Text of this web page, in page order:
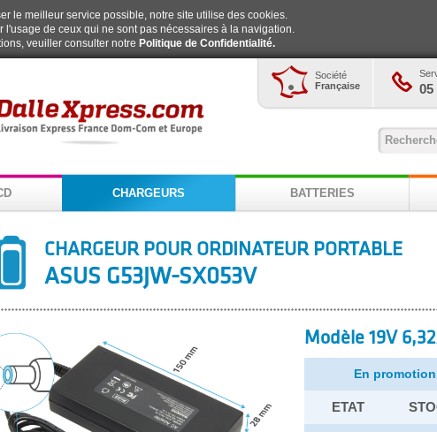
le meilleur service possible, notre site utilise des cookies.
l'usage de ceux qui ne sont pas nécessaires à la navigation.
veuiller consulter notre Politique de Confidentialité.
Société
Française
05
CHARGEURS BATTERIES
CHARGEUR POUR ORDINATEUR PORTABLE
ASUS G53JW-SX053V
Modèle 19V
En
ETAT